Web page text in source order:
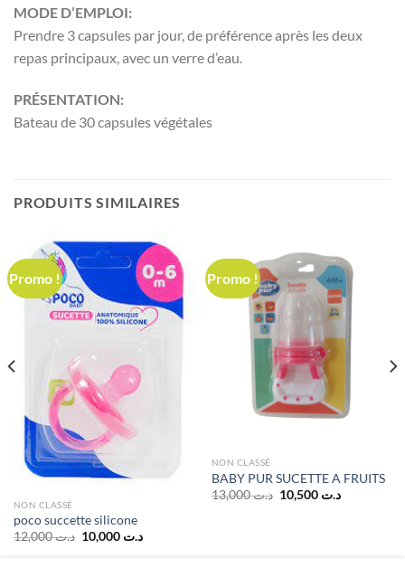
MODE D’EMPLOI:
Prendre 3 capsules par jour, de préférence après les deux
repas principaux, avec un verre d’eau.
PRÉSENTATION:
Bateau de 30 capsules végétales
PRODUITS SIMILAIRES
Promo !
NON CLASSÉ
poco succette silicone
د.ت12,000
Le
prix
د.ت 10,000
Le
Promo !
NON CLASSÉ
BABY PUR SUCETTE A FRUITS
د.ت13,000
Le
prix
د.ت 10,500
Le